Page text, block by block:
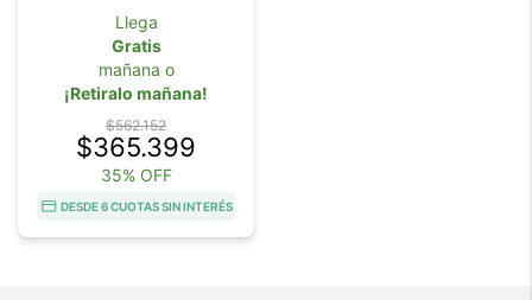
Llega
Gratis
mañana o
¡Retiralo mañana!
$562.152
$365.399
35% OFF
DESDE 6 CUOTAS SIN INTERÉS